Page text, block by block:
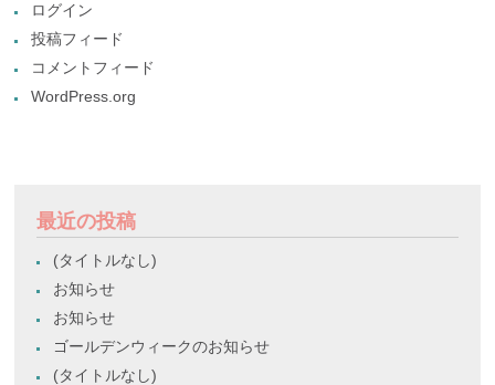
ログイン
投稿フィード
コメントフィード
WordPress.org
最近の投稿
(タイトルなし)
お知らせ
お知らせ
ゴールデンウィークのお知らせ
(タイトルなし)